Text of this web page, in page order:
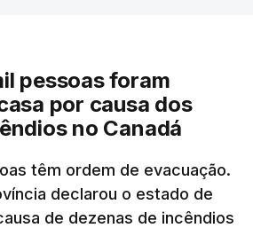
pessoas foram
por causa dos
no Canadá
têm ordem de evacuação.
declarou o estado de
de dezenas de incêndios